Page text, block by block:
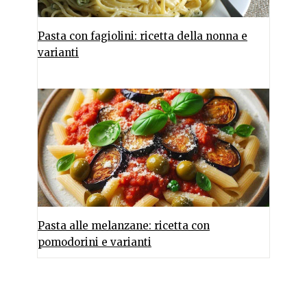
Pasta con fagiolini: ricetta della nonna e
varianti
Pasta alle melanzane: ricetta con
pomodorini e varianti